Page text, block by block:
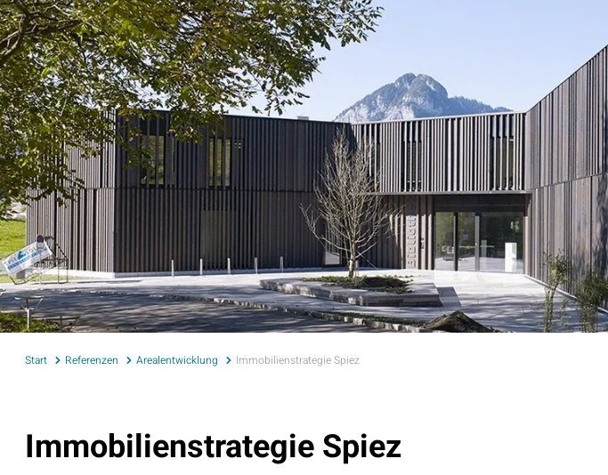
Start Referenzen Arealentwicklung Immobilienstrategie Spiez
Immobilienstrategie Spiez